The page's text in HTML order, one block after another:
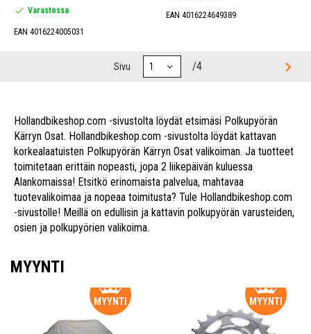
Varastossa
EAN 4016224005031
EAN 4016224649389
Sivu /4
Hollandbikeshop.com -sivustolta löydät etsimäsi Polkupyörän
Kärryn Osat. Hollandbikeshop.com -sivustolta löydät kattavan
korkealaatuisten Polkupyörän Kärryn Osat valikoiman. Ja tuotteet
toimitetaan erittäin nopeasti, jopa 2 liikepäivän kuluessa
Alankomaissa! Etsitkö erinomaista palvelua, mahtavaa
tuotevalikoimaa ja nopeaa toimitusta? Tule Hollandbikeshop.com
-sivustolle! Meillä on edullisin ja kattavin polkupyörän varusteiden,
osien ja polkupyörien valikoima.
MYYNTI
MYYNTI MYYNTI